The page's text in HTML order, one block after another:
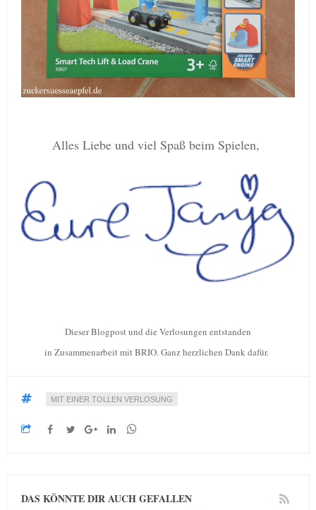
Alles Liebe und viel Spaß beim Spielen,
Dieser Blogpost und die Verlosungen entstanden
in Zusammenarbeit mit BRIO. Ganz herzlichen Dank dafür.
MIT EINER TOLLEN VERLOSUNG
DAS KÖNNTE DIR AUCH GEFALLEN